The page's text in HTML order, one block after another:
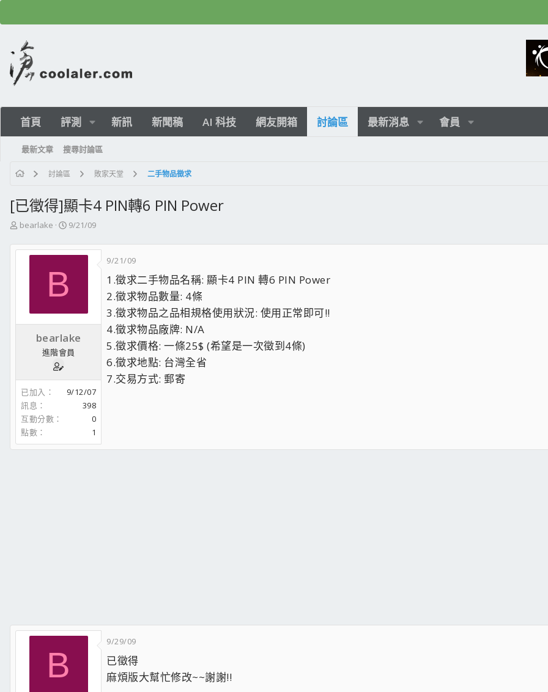
首頁 評測 新訊 新聞稿 AI 科技 網友開箱 討論區 最新消息 會員
最新文章 搜尋討論區
討論區 敗家天堂 二手物品徵求
[已徵得]顯卡4 PIN轉6 PIN Power
主
發
bearlake
開
日
9/21/09
B
bearlake
進階會員
已加入
9/12/07
訊息
398
互動分數
0
點數
1
9/21/09
1.徵求二手物品名稱: 顯卡4 PIN 轉6 PIN Power
2.徵求物品數量: 4條
3.徵求物品之品相規格使用狀況: 使用正常即可!!
4.徵求物品廠牌: N/A
5.徵求價格: 一條25$ (希望是一次徵到4條)
6.徵求地點: 台灣全省
7.交易方式: 郵寄
B
9/29/09
已徵得
麻煩版大幫忙修改~~謝謝!!